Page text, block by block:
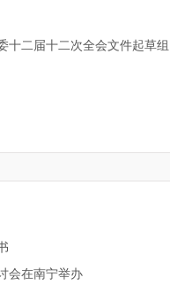
二届十二次全会文件起草组
会在南宁举办